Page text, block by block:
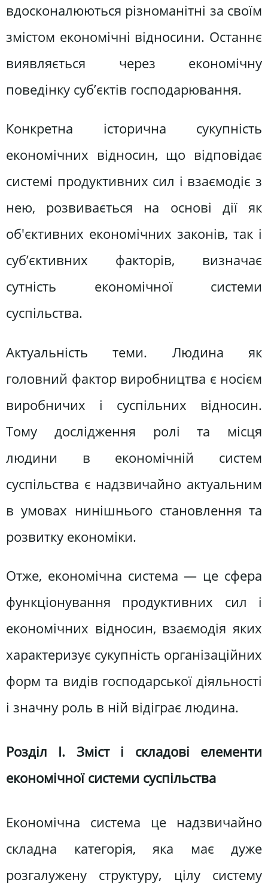
вдосконалюються різноманітні за своїм
змістом економічні відносини. Останнє
виявляється через економічну
поведінку суб’єктів господарювання.
Конкретна історична сукупність
економічних відносин, що відповідає
системі продуктивних сил і взаємодіє з
нею, розвивається на основі дії як
об'єктивних економічних законів, так і
суб’єктивних факторів, визначає
сутність економічної системи
суспільства.
Актуальність теми. Людина як
головний фактор виробництва є носієм
виробничих і суспільних відносин.
Тому дослідження ролі та місця
людини в економічній систем
суспільства є надзвичайно актуальним
в умовах нинішнього становлення та
розвитку економіки.
Отже, економічна система — це сфера
функціонування продуктивних сил і
економічних відносин, взаємодія яких
характеризує сукупність організаційних
форм та видів господарської діяльності
і значну роль в ній відіграє людина.
Розділ І. Зміст і складові елементи
економічної системи суспільства
Економічна система це надзвичайно
складна категорія, яка має дуже
розгалужену структуру, цілу систему